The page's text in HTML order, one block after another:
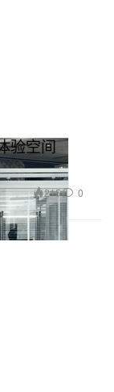
验空间
215 0